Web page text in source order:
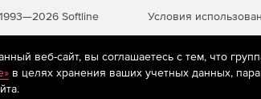
Softline Условия
рекомендательные технологии
пользователей сети
веб-сайт, вы соглашаетесь с тем, что
в целях хранения ваших учетных данных,